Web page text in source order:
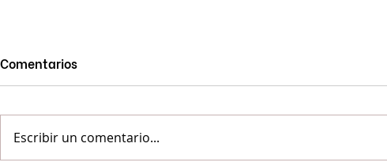
Comentarios
Escribir un comentario...